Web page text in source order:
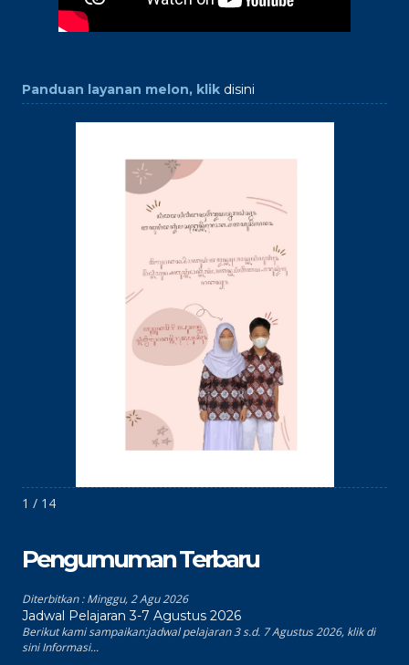
Panduan layanan melon, klik disini
1 / 14
Pengumuman Terbaru
Diterbitkan :Minggu, 2 Agu 2026
Jadwal Pelajaran 3-7 Agustus 2026
Berikut kami sampaikan:jadwal pelajaran 3 s.d. 7 Agustus 2026, klik di
sini Informasi...